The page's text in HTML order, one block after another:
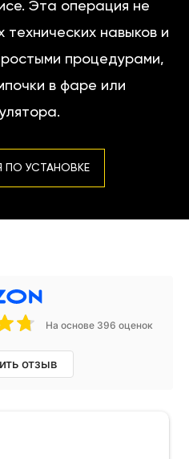
Эта операция не
навыков и
процедурами,
в фаре или
ПО УСТАНОВКЕ
На основе 396 оценок
отзыв